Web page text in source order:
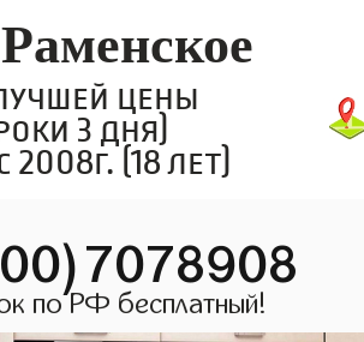
цены
3 дня)
2008г. (18 лет)
по РФ бесплатный!